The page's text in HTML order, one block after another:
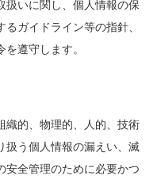
扱いに関し、個人情報の保
ガイドライン等の指針、
遵守します。
織的、物理的、人的、技術
扱う個人情報の漏えい、滅
安全管理のために必要かつ